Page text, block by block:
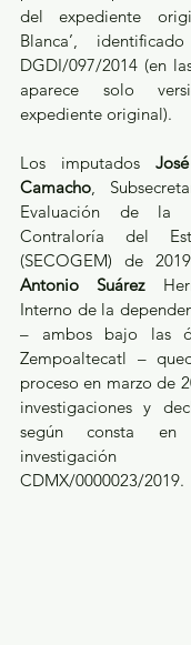
del expediente
Blanca’,
DGDI/097/2014 (en
aparece solo
expediente original).
Los imputados
Camacho ,
Evaluación de la
Contraloría del
(SECOGEM) de
Antonio Suárez
Interno de la
– ambos bajo las
Zempoaltecatl –
proceso en marzo de
investigaciones y
según consta
investigación
CDMX/0000023/2019.